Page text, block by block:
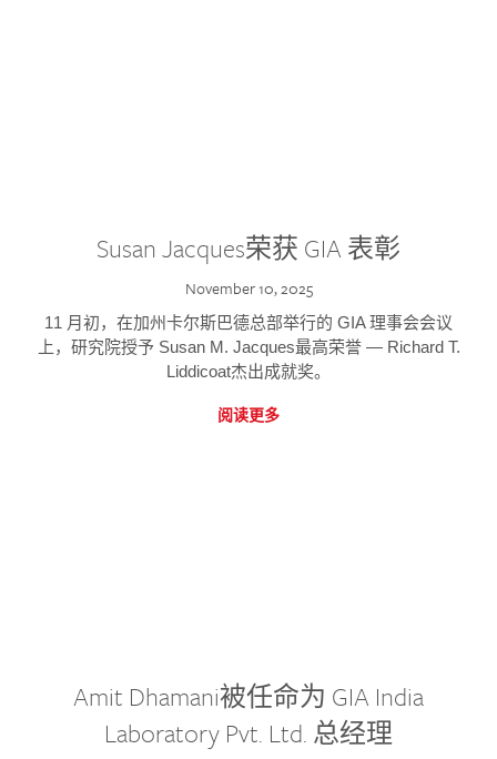
Susan Jacques荣获 GIA 表彰
November 10, 2025
11 月初，在加州卡尔斯巴德总部举行的 GIA 理事会会议
上，研究院授予 Susan M. Jacques最高荣誉 — Richard T.
Liddicoat杰出成就奖。
阅读更多
Amit Dhamani被任命为 GIA India
Laboratory Pvt. Ltd. 总经理